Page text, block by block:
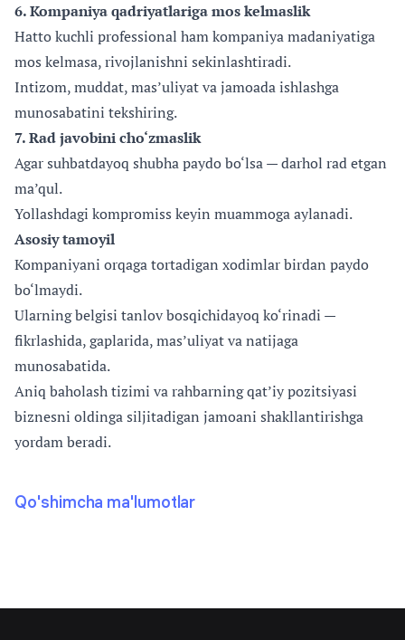
6. Kompaniya qadriyatlariga mos kelmaslik
Hatto kuchli professional ham kompaniya madaniyatiga
mos kelmasa, rivojlanishni sekinlashtiradi.
Intizom, muddat, mas’uliyat va jamoada ishlashga
munosabatini tekshiring.
7. Rad javobini cho‘zmaslik
Agar suhbatdayoq shubha paydo bo‘lsa — darhol rad etgan
ma’qul.
Yollashdagi kompromiss keyin muammoga aylanadi.
Asosiy tamoyil
Kompaniyani orqaga tortadigan xodimlar birdan paydo
bo‘lmaydi.
Ularning belgisi tanlov bosqichidayoq ko‘rinadi —
fikrlashida, gaplarida, mas’uliyat va natijaga
munosabatida.
Aniq baholash tizimi va rahbarning qat’iy pozitsiyasi
biznesni oldinga siljitadigan jamoani shakllantirishga
yordam beradi.
Qo'shimcha ma'lumotlar